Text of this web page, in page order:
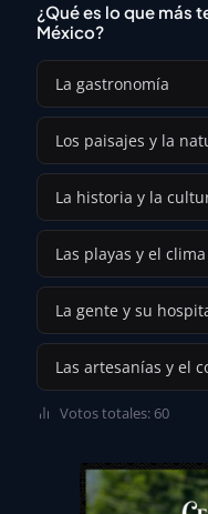
¿Qué es lo que más
México?
La gastronomía
Los paisajes y la
La historia y la
Las playas y el clima
La gente y su
Las artesanías y el
Votos totales: 60